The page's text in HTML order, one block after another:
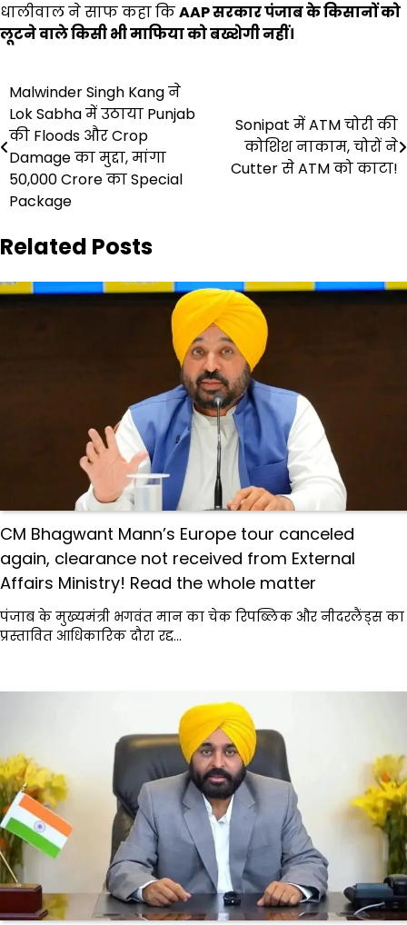
धालीवाल ने साफ कहा किAAPसरकार पंजाब के किसानों को
लूटने वाले किसी भी माफिया को बख्शेगी नहीं।
Post
navigation
Malwinder Singh Kang ने
Lok Sabha में उठाया Punjab
की Floods और Crop
Damage का मुद्दा, मांगा
₹50,000 Crore का Special
Package
Sonipat में ATM चोरी की
कोशिश नाकाम, चोरों ने
Cutter से ATM को काटा!
Related Posts
CM Bhagwant Mann’s Europe tour canceled
again, clearance not received from External
Affairs Ministry! Read the whole matter
पंजाब के मुख्यमंत्री भगवंत मान का चेक रिपब्लिक और नीदरलैंड्स का
प्रस्तावित आधिकारिक दौरा रद्द…